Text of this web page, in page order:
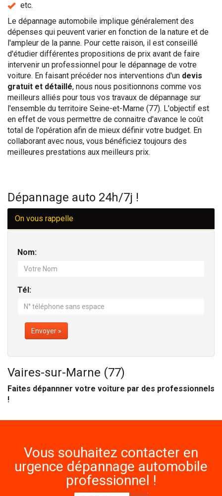
etc.
Le dépannage automobile implique généralement des
dépenses qui peuvent varier en fonction de la nature et de
l'ampleur de la panne. Pour cette raison, il est conseillé
d'étudier différentes propositions de prix avant de faire
intervenir un professionnel pour le dépannage de votre
voiture. En faisant précéder nos interventions d'un devis
gratuit et détaillé, nous nous positionnons comme vos
meilleurs alliés pour tous vos travaux de dépannage sur
l'ensemble du territoire Seine-et-Marne (77). L'objectif est
en effet de vous permettre de connaitre d'avance le coût
total de l'opération afin de mieux définir votre budget. En
collaborant avec nous, vous bénéficiez toujours des
meilleures prestations aux meilleurs prix.
Dépannage auto 24h/7j !
On vous rappelle
Nom:
Tél:
Envoyer »
Vaires-sur-Marne (77)
Faites dépannner votre voiture par des professionnels
!
Vous souhaitez contacter en
urgence dépannage automobile
professionnel !